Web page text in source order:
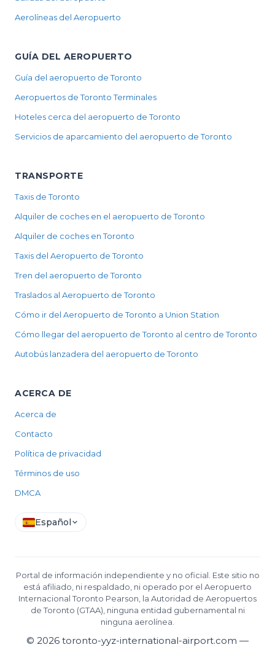
Aerolíneas del Aeropuerto
GUÍA DEL AEROPUERTO
Guía del aeropuerto de Toronto
Aeropuertos de Toronto Terminales
Hoteles cerca del aeropuerto de Toronto
Servicios de aparcamiento del aeropuerto de Toronto
TRANSPORTE
Taxis de Toronto
Alquiler de coches en el aeropuerto de Toronto
Alquiler de coches en Toronto
Taxis del Aeropuerto de Toronto
Tren del aeropuerto de Toronto
Traslados al Aeropuerto de Toronto
Cómo ir del Aeropuerto de Toronto a Union Station
Cómo llegar del aeropuerto de Toronto al centro de Toronto
Autobús lanzadera del aeropuerto de Toronto
ACERCA DE
Acerca de
Contacto
Política de privacidad
Términos de uso
DMCA
Español
Portal de información independiente y no oficial. Este sitio no
está afiliado, ni respaldado, ni operado por el Aeropuerto
Internacional Toronto Pearson, la Autoridad de Aeropuertos
de Toronto (GTAA), ninguna entidad gubernamental ni
ninguna aerolínea.
© 2026 toronto-yyz-international-airport.com —